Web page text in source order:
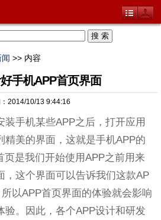
>> 内容
手机APP首页界面
2014/10/13 9:44:16
装手机某些APP之后，打开应用
精美的界面，这就是手机APP的
页是我们开始使用APP之前用来
，这个界面可以告诉我们这款AP
以APP首页界面的体验就会影响
验。因此，各个APP设计和研发